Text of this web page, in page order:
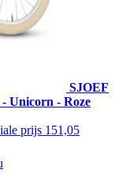
SJOEF
Unicorn - Roze
prijs 151,05